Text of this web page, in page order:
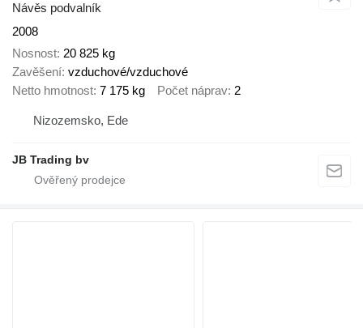
Návěs podvalník
2008
Nosnost 20 825 kg
Zavěšení vzduchové/vzduchové
Netto hmotnost 7 175 kg Počet náprav 2
Nizozemsko, Ede
JB Trading bv